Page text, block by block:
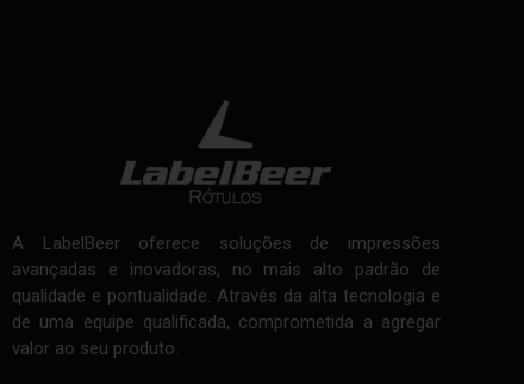
A LabelBeer oferece soluções de impressões
avançadas e inovadoras, no mais alto padrão de
qualidade e pontualidade. Através da alta tecnologia e
de uma equipe qualificada, comprometida a agregar
valor ao seu produto.